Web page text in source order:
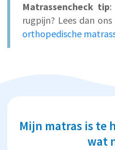
Matrassencheck tip:
rugpijn? Lees dan
orthopedische
Mijn matras is te
wat